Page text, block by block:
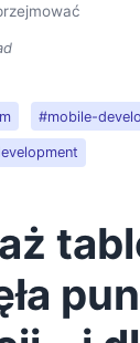
#mobile-